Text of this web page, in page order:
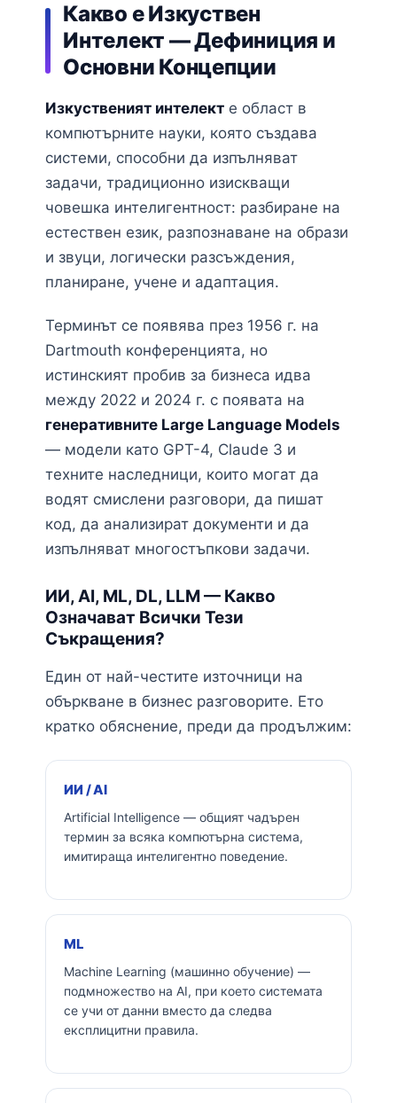
Какво е Изкуствен
Интелект — Дефиниция и
Основни Концепции
Изкуственият интелект е област в
компютърните науки, която създава
системи, способни да изпълняват
задачи, традиционно изискващи
човешка интелигентност: разбиране на
естествен език, разпознаване на образи
и звуци, логически разсъждения,
планиране, учене и адаптация.
Терминът се появява през 1956 г. на
Dartmouth конференцията, но
истинският пробив за бизнеса идва
между 2022 и 2024 г. с появата на
генеративните Large Language Models
— модели като GPT-4, Claude 3 и
техните наследници, които могат да
водят смислени разговори, да пишат
код, да анализират документи и да
изпълняват многостъпкови задачи.
ИИ, AI, ML, DL, LLM — Какво
Означават Всички Тези
Съкращения?
Един от най-честите източници на
объркване в бизнес разговорите. Ето
кратко обяснение, преди да продължим:
ИИ / AI
Artificial Intelligence — общият чадърен
термин за всяка компютърна система,
имитираща интелигентно поведение.
ML
Machine Learning (машинно обучение) —
подмножество на AI, при което системата
се учи от данни вместо да следва
експлицитни правила.